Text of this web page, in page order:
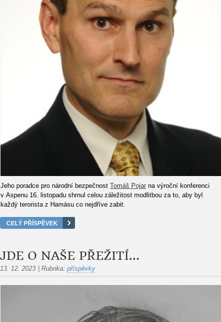
Jeho poradce pro národní bezpečnost Tomáš Pojar na výroční konferenci
v Aspenu 16. listopadu shrnul celou záležitost modlitbou za to, aby byl
každý terorista z Hamásu co nejdříve zabit.
CELÝ PŘÍSPĚVEK
JDE O NAŠE PŘEŽITÍ…
13. 12. 2023 Rubrika: příspěvky